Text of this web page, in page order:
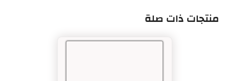
منتجات ذات صلة